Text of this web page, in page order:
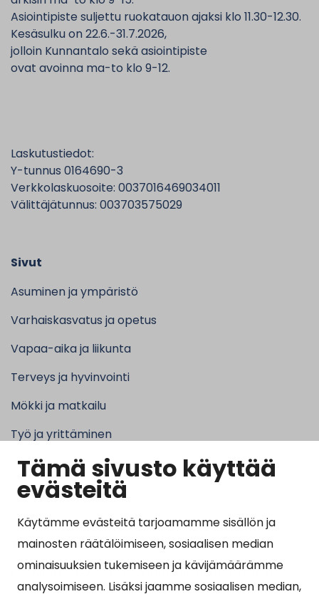
Tämä sivusto käyttää
evästeitä
Käytämme evästeitä tarjoamamme sisällön ja
mainosten räätälöimiseen, sosiaalisen median
ominaisuuksien tukemiseen ja kävijämäärämme
analysoimiseen. Lisäksi jaamme sosiaalisen median,
Asiointipiste suljettu ruokatauon ajaksi klo 11.30-12.30.
Kesäsulku on 22.6.-31.7.2026,
jolloin Kunnantalo sekä asiointipiste
ovat avoinna ma-to klo 9-12.
Laskutustiedot:
Y-tunnus 0164690-3
Verkkolaskuosoite: 0037016469034011
Välittäjätunnus: 003703575029
Sivut
Asuminen ja ympäristö
Varhaiskasvatus ja opetus
Vapaa-aika ja liikunta
Terveys ja hyvinvointi
Mökki ja matkailu
Työ ja yrittäminen
Kunta ja hallinto
Suosituimmat sivut
Esityslistat, pöytäkirjat, viranhaltijapäätökset ja
kuulutukset